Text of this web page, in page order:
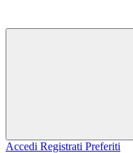
Accedi Registrati Preferiti